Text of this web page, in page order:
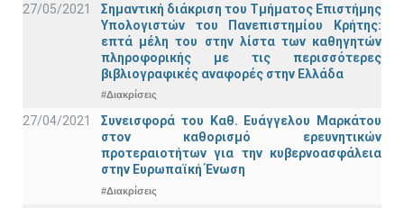
27/05/2021
Σημαντική διάκριση του Τμήματος Επιστήμης
Υπολογιστών του Πανεπιστημίου Κρήτης:
επτά μέλη του στην λίστα των καθηγητών
πληροφορικής με τις περισσότερες
βιβλιογραφικές αναφορές στην Ελλάδα
#Διακρίσεις
27/04/2021
Συνεισφορά του Καθ. Ευάγγελου Μαρκάτου
στον καθορισμό ερευνητικών
προτεραιοτήτων για την κυβερνοασφάλεια
στην Ευρωπαϊκή Ένωση
#Διακρίσεις